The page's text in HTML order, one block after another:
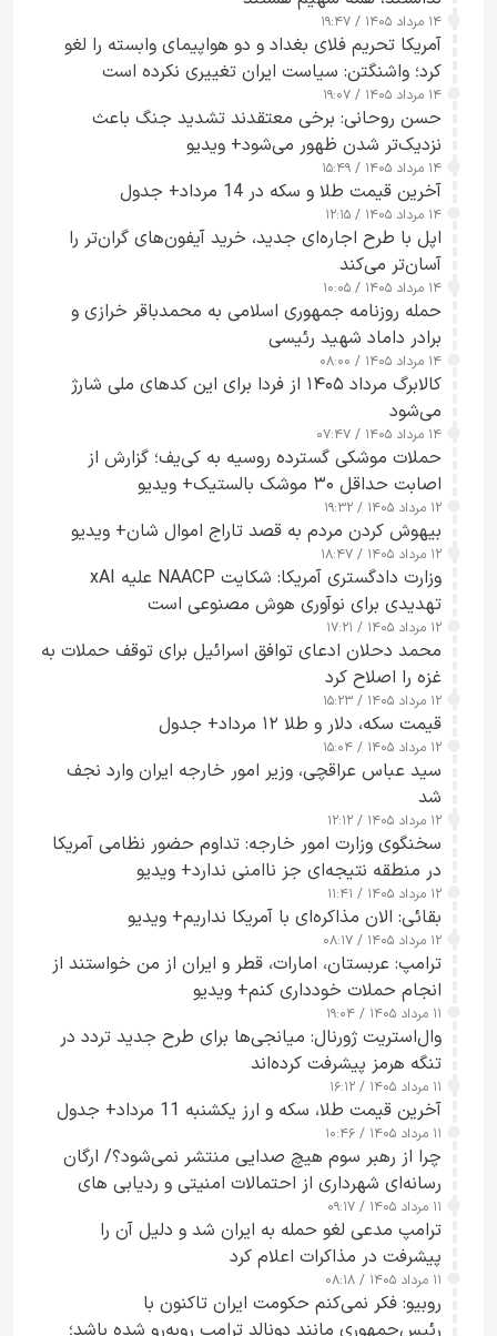
۱۴ مرداد ۱۴۰۵ / ۱۹:۴۷
آمریکا تحریم فلای بغداد و دو هواپیمای وابسته را لغو
کرد؛ واشنگتن: سیاست ایران تغییری نکرده است
۱۴ مرداد ۱۴۰۵ / ۱۹:۰۷
حسن روحانی: برخی معتقدند تشدید جنگ باعث
نزدیک‌تر شدن ظهور می‌شود+ ویدیو
۱۴ مرداد ۱۴۰۵ / ۱۵:۴۹
آخرین قیمت طلا و سکه در 14 مرداد+ جدول
۱۴ مرداد ۱۴۰۵ / ۱۲:۱۵
اپل با طرح اجاره‌ای جدید، خرید آیفون‌های گران‌تر را
آسان‌تر می‌کند
۱۴ مرداد ۱۴۰۵ / ۱۰:۰۵
حمله روزنامه جمهوری اسلامی به محمدباقر خرازی و
برادر داماد شهید رئیسی
۱۴ مرداد ۱۴۰۵ / ۰۸:۰۰
کالابرگ مرداد ۱۴۰۵ از فردا برای این کدهای ملی شارژ
می‌شود
۱۴ مرداد ۱۴۰۵ / ۰۷:۴۷
حملات موشکی گسترده روسیه به کی‌یف؛ گزارش از
اصابت حداقل ۳۰ موشک بالستیک+ ویدیو
۱۲ مرداد ۱۴۰۵ / ۱۹:۳۲
بیهوش کردن مردم به قصد تاراج اموال شان+ ویدیو
۱۲ مرداد ۱۴۰۵ / ۱۸:۴۷
وزارت دادگستری آمریکا: شکایت NAACP علیه xAI
تهدیدی برای نوآوری هوش مصنوعی است
۱۲ مرداد ۱۴۰۵ / ۱۷:۲۱
محمد دحلان ادعای توافق اسرائیل برای توقف حملات به
غزه را اصلاح کرد
۱۲ مرداد ۱۴۰۵ / ۱۵:۲۳
قیمت سکه، دلار و طلا ۱۲ مرداد+ جدول
۱۲ مرداد ۱۴۰۵ / ۱۵:۰۴
سید عباس عراقچی، وزیر امور خارجه ایران وارد نجف
شد
۱۲ مرداد ۱۴۰۵ / ۱۲:۱۲
سخنگوی وزارت امور خارجه: تداوم حضور نظامی آمریکا
در منطقه نتیجه‌ای جز ناامنی ندارد+ ویدیو
۱۲ مرداد ۱۴۰۵ / ۱۱:۴۱
بقائی: الان مذاکره‌ای با آمریکا نداریم+ ویدیو
۱۲ مرداد ۱۴۰۵ / ۰۸:۱۷
ترامپ: عربستان، امارات، قطر و ایران از من خواستند از
انجام حملات خودداری کنم+ ویدیو
۱۱ مرداد ۱۴۰۵ / ۱۹:۰۴
وال‌استریت ژورنال: میانجی‌ها برای طرح جدید تردد در
تنگه هرمز پیشرفت کرده‌اند
۱۱ مرداد ۱۴۰۵ / ۱۶:۱۲
آخرین قیمت طلا، سکه و ارز یکشنبه 11 مرداد+ جدول
۱۱ مرداد ۱۴۰۵ / ۱۰:۴۶
چرا از رهبر سوم هیچ صدایی منتشر نمی‌شود؟/ ارگان
رسانه‌ای شهرداری از احتمالات امنیتی و ردیابی های
جاسوسی گفت
۱۱ مرداد ۱۴۰۵ / ۰۹:۱۷
ترامپ مدعی لغو حمله به ایران شد و دلیل آن را
پیشرفت در مذاکرات اعلام کرد
۱۱ مرداد ۱۴۰۵ / ۰۸:۱۸
روبیو: فکر نمی‌کنم حکومت ایران تاکنون با
رئیس‌جمهوری مانند دونالد ترامپ روبه‌رو شده باشد؛